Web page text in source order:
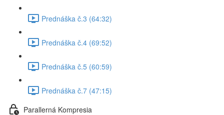
Prednáška č.3 (64:32)
Prednáška č.4 (69:52)
Prednáška č.5 (60:59)
Prednáška č.7 (47:15)
Parallerná Kompresia